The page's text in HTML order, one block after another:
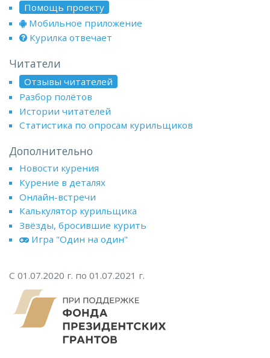
Помощь проекту
Мобильное приложение
Курилка отвечает
Читатели
Отзывы читателей
Разбор полётов
Истории читателей
Статистика по опросам курильщиков
Дополнительно
Новости курения
Курение в деталях
Онлайн-встречи
Калькулятор курильщика
Звёзды, бросившие курить
Игра "Один на один"
С 01.07.2020 г. по 01.07.2021 г.